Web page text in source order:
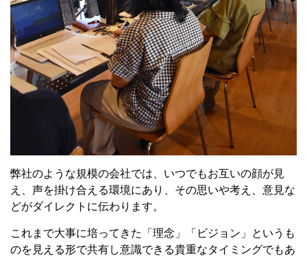
弊社のような規模の会社では、いつでもお互いの顔が見
え、声を掛け合える環境にあり、その思いや考え、意見な
どがダイレクトに伝わります。
これまで大事に培ってきた「理念」「ビジョン」というも
のを見える形で共有し意識できる貴重なタイミングでもあ